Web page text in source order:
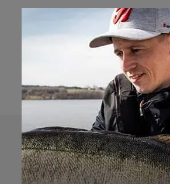
Sortiment
Nyheter